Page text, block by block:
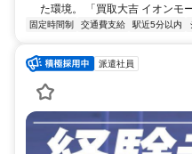
た環境。 「買取大吉 イオンモ
固定時間制 交通費支給 駅近5分以内
派遣社員